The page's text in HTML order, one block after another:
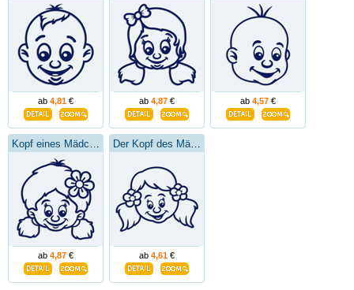
ab 4,81 € ab 4,87 € ab 4,57 €
ab 4,87 € ab 4,61 €